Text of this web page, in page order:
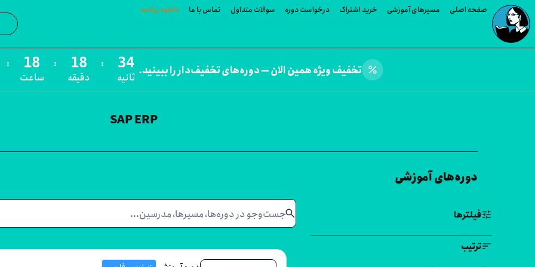
صفحه اصلی مسیرهای آموزشی خرید اشتراک درخواست دوره سوالات متداول تماس با ما دانلود برنامه
percent تخفیف ویژه همین الان — دوره‌های تخفیف‌دار را ببینید.
:
ساعت
:
دقیقه
:
ثانیه
SAP ERP
دوره‌های آموزشی
tuneفیلترها
sortترتیب
search